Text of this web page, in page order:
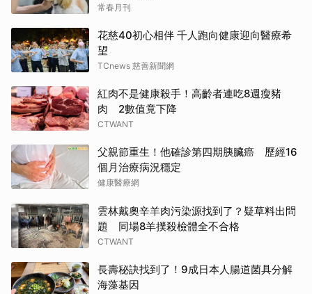
常春月刊
花慈40初心相伴 千人跑向健康迎向醫療希
望
TCnews 慈善新聞網
紅肉不是健康殺手！高齡者連吃8週瘦豬
肉 2數值竟下降
CTWANT
父親節重生！他確診第四期胰臟癌 歷經16
個月治療病況穩定
健康醫療網
雲林戴奧辛羊肉污染源找到了？疑草料出問
題 同場8羊撲殺檢體全不合格
CTWANT
長壽秘訣找到了！9成日本人腸道菌具分解
海藻基因